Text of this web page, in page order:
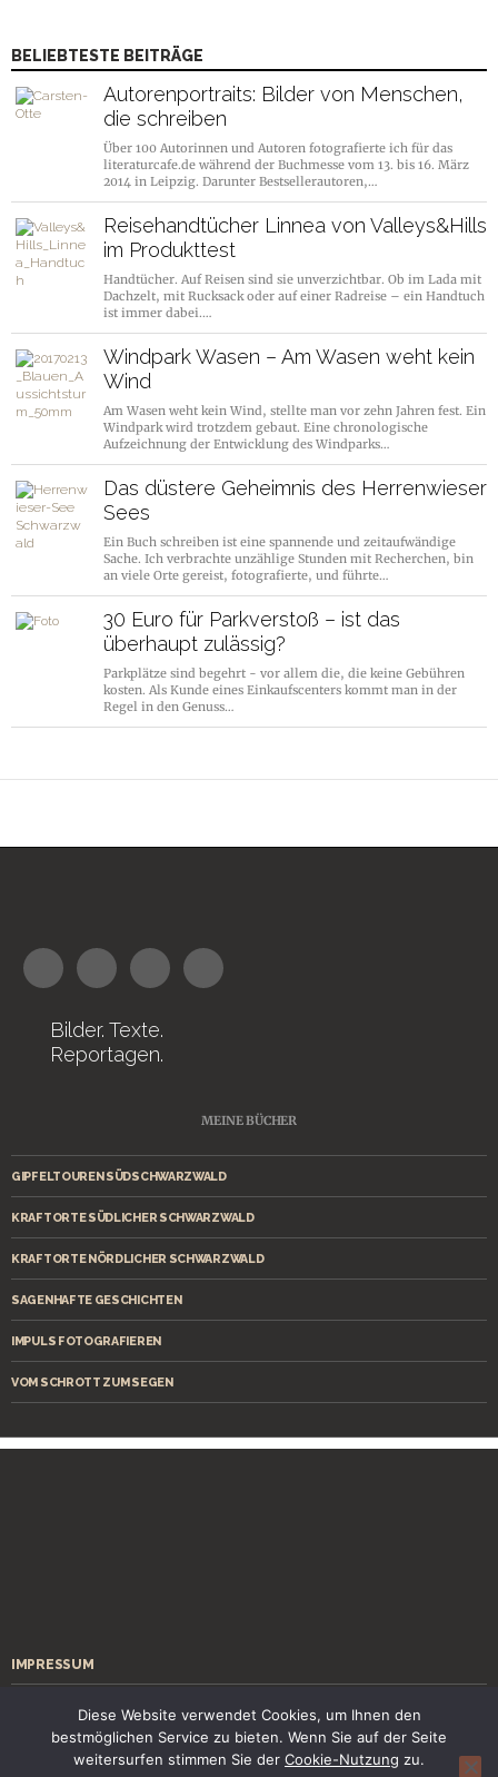
BELIEBTESTE BEITRÄGE
Autorenportraits: Bilder von Menschen,
die schreiben
Über 100 Autorinnen und Autoren fotografierte ich für das
literaturcafe.de während der Buchmesse vom 13. bis 16. März
2014 in Leipzig. Darunter Bestsellerautoren,…
Reisehandtücher Linnea von Valleys&Hills
im Produkttest
Handtücher. Auf Reisen sind sie unverzichtbar. Ob im Lada mit
Dachzelt, mit Rucksack oder auf einer Radreise – ein Handtuch
ist immer dabei.…
Windpark Wasen – Am Wasen weht kein
Wind
Am Wasen weht kein Wind, stellte man vor zehn Jahren fest. Ein
Windpark wird trotzdem gebaut. Eine chronologische
Aufzeichnung der Entwicklung des Windparks…
Das düstere Geheimnis des Herrenwieser
Sees
Ein Buch schreiben ist eine spannende und zeitaufwändige
Sache. Ich verbrachte unzählige Stunden mit Recherchen, bin
an viele Orte gereist, fotografierte, und führte…
30 Euro für Parkverstoß – ist das
überhaupt zulässig?
Parkplätze sind begehrt - vor allem die, die keine Gebühren
kosten. Als Kunde eines Einkaufscenters kommt man in der
Regel in den Genuss…
Bilder. Texte.
Reportagen.
MEINE BÜCHER
GIPFELTOUREN SÜDSCHWARZWALD
KRAFTORTE SÜDLICHER SCHWARZWALD
KRAFTORTE NÖRDLICHER SCHWARZWALD
SAGENHAFTE GESCHICHTEN
IMPULS FOTOGRAFIEREN
VOM SCHROTT ZUM SEGEN
IMPRESSUM
KONTAKT
Diese Website verwendet Cookies, um Ihnen den
bestmöglichen Service zu bieten. Wenn Sie auf der Seite
weitersurfen stimmen Sie der Cookie-Nutzung zu.